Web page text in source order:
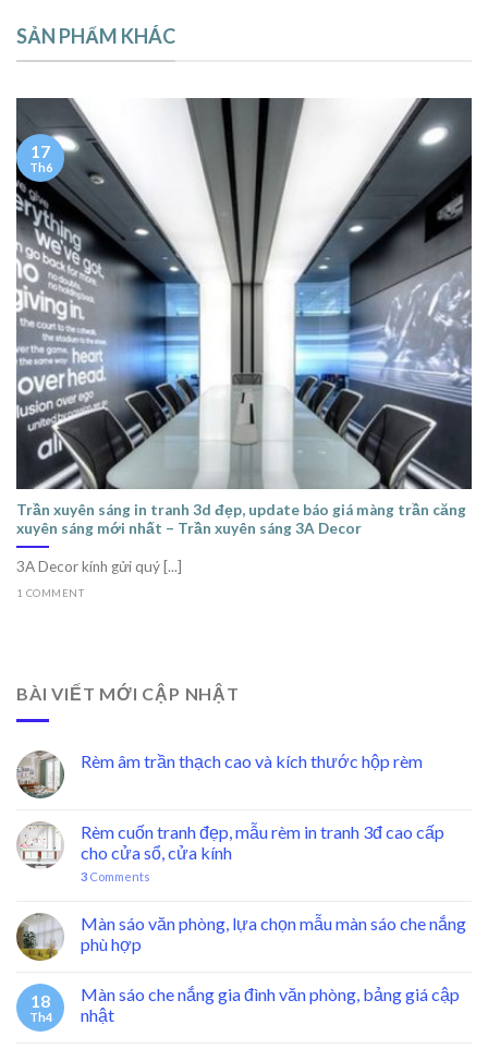
SẢN PHẨM KHÁC
Trần xuyên sáng in tranh 3d đẹp, update báo giá màng trần căng
xuyên sáng mới nhất – Trần xuyên sáng 3A Decor
3A Decor kính gửi quý [...]
1 COMMENT
17
Th6
BÀI VIẾT MỚI CẬP NHẬT
Rèm âm trần thạch cao và kích thước hộp rèm
Rèm cuốn tranh đẹp, mẫu rèm in tranh 3đ cao cấp
cho cửa sổ, cửa kính
3 Comments
Màn sáo văn phòng, lựa chọn mẫu màn sáo che nắng
phù hợp
18
Th4
Màn sáo che nắng gia đình văn phòng, bảng giá cập
nhật